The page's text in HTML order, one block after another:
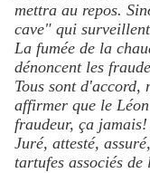
mettra au repos.
cave" qui
La fumée de la
dénoncent les
Tous sont d'accord,
affirmer que le
fraudeur, ça
Juré, attesté,
tartufes associés